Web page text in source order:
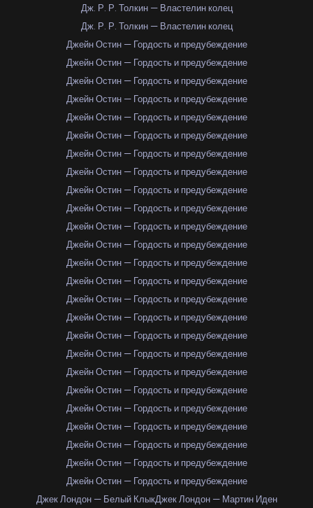
Дж. Р. Р. Толкин — Властелин колец
Дж. Р. Р. Толкин — Властелин колец
Джейн Остин — Гордость и предубеждение
Джейн Остин — Гордость и предубеждение
Джейн Остин — Гордость и предубеждение
Джейн Остин — Гордость и предубеждение
Джейн Остин — Гордость и предубеждение
Джейн Остин — Гордость и предубеждение
Джейн Остин — Гордость и предубеждение
Джейн Остин — Гордость и предубеждение
Джейн Остин — Гордость и предубеждение
Джейн Остин — Гордость и предубеждение
Джейн Остин — Гордость и предубеждение
Джейн Остин — Гордость и предубеждение
Джейн Остин — Гордость и предубеждение
Джейн Остин — Гордость и предубеждение
Джейн Остин — Гордость и предубеждение
Джейн Остин — Гордость и предубеждение
Джейн Остин — Гордость и предубеждение
Джейн Остин — Гордость и предубеждение
Джейн Остин — Гордость и предубеждение
Джейн Остин — Гордость и предубеждение
Джейн Остин — Гордость и предубеждение
Джейн Остин — Гордость и предубеждение
Джейн Остин — Гордость и предубеждение
Джейн Остин — Гордость и предубеждение
Джейн Остин — Гордость и предубеждение
Джек Лондон — Белый КлыкДжек Лондон — Мартин Иден